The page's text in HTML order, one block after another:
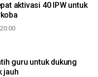
aktivasi 40 IPW untuk
guru untuk dukung
jauh